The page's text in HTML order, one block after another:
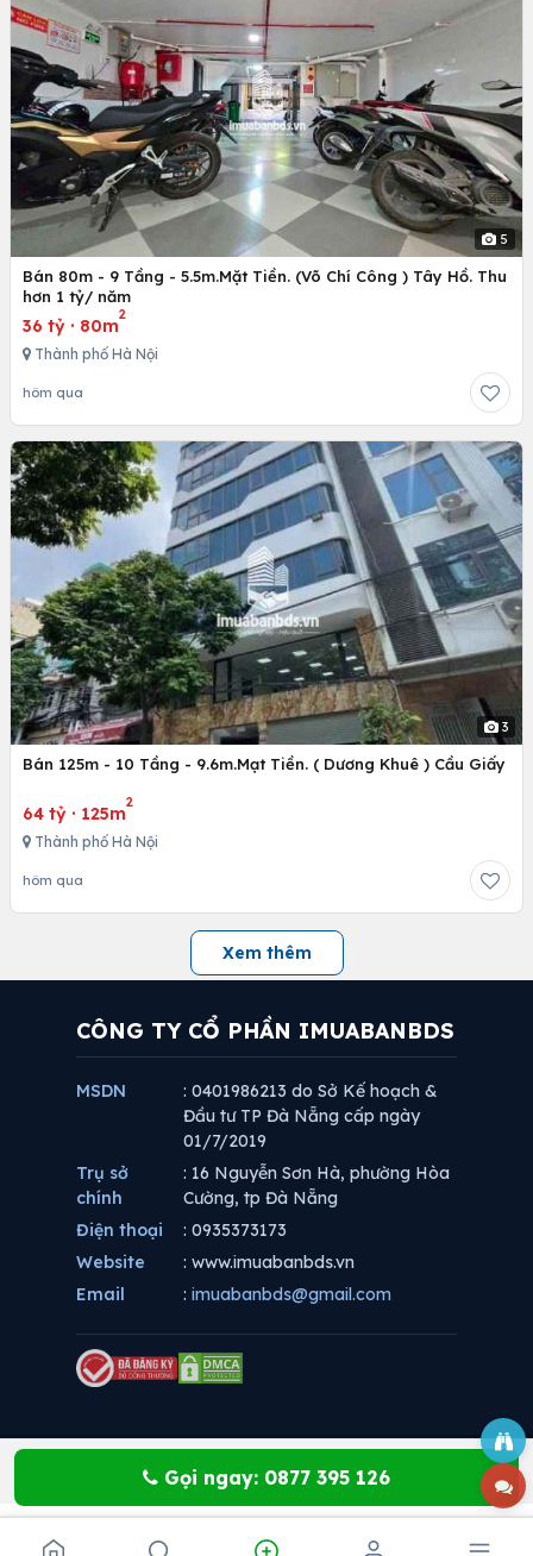
5
Bán 80m - 9 Tầng - 5.5m.Mặt Tiền. (Võ Chí Công ) Tây Hồ. Thu
hơn 1 tỷ/ năm
36 tỷ · 80m
2
Thành phố Hà Nội
hôm qua
3
Bán 125m - 10 Tầng - 9.6m.Mạt Tiền. ( Dương Khuê ) Cầu Giấy
64 tỷ · 125m
2
Thành phố Hà Nội
hôm qua
Xem thêm
Gọi ngay: 0877 395 126
CÔNG TY CỔ PHẦN IMUABANBDS
MSDN
: 0401986213 do Sở Kế hoạch &
Đầu tư TP Đà Nẵng cấp ngày
01/7/2019
Trụ sở
chính
: 16 Nguyễn Sơn Hà, phường Hòa
Cường, tp Đà Nẵng
Điện thoại
: 0935373173
Website
: www.imuabanbds.vn
Email
: imuabanbds@gmail.com